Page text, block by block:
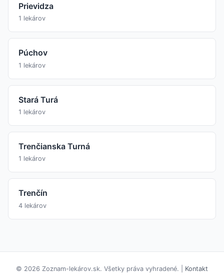
Prievidza
1 lekárov
Púchov
1 lekárov
Stará Turá
1 lekárov
Trenčianska Turná
1 lekárov
Trenčín
4 lekárov
© 2026 Zoznam-lekárov.sk. Všetky práva vyhradené. | Kontakt